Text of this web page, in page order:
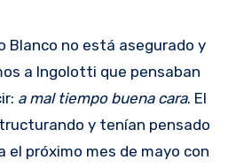
Blanco no está asegurado y
a Ingolotti que pensaban
a mal tiempo buena cara. El
y tenían pensado
el próximo mes de mayo con